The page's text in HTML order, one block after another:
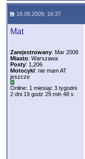
16.06.2009, 16:37
Mat
Zarejestrowany: Mar 2008
Miasto: Warszawa
Posty: 1,206
Motocykl: nie mam AT
jeszcze
Online: 1 miesiąc 3 tygodni
2 dni 19 godz 29 min 48 s